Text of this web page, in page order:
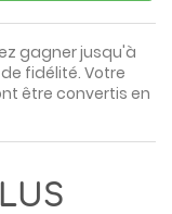
gagner jusqu'à
fidélité. Votre
être convertis en